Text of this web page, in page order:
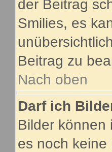
der Beitrag
Smilies, es
Beitrag zu
Nach oben
Darf ich
Bilder können
es noch keine